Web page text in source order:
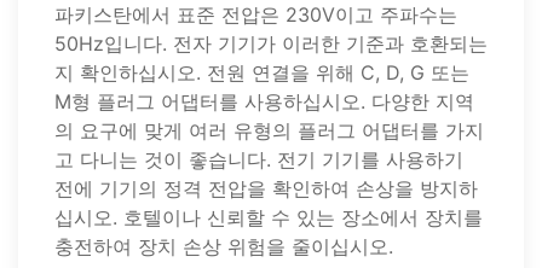
파키스탄에서 표준 전압은 230V이고 주파수는
50Hz입니다. 전자 기기가 이러한 기준과 호환되는
지 확인하십시오. 전원 연결을 위해 C, D, G 또는
M형 플러그 어댑터를 사용하십시오. 다양한 지역
의 요구에 맞게 여러 유형의 플러그 어댑터를 가지
고 다니는 것이 좋습니다. 전기 기기를 사용하기
전에 기기의 정격 전압을 확인하여 손상을 방지하
십시오. 호텔이나 신뢰할 수 있는 장소에서 장치를
충전하여 장치 손상 위험을 줄이십시오.